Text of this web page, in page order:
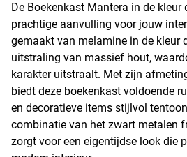
De Boekenkast Mantera in de kleur
prachtige aanvulling voor jouw
gemaakt van melamine in de kleur
uitstraling van massief hout,
karakter uitstraalt. Met zijn
biedt deze boekenkast voldoende
en decoratieve items stijlvol
combinatie van het zwart metalen
zorgt voor een eigentijdse look die